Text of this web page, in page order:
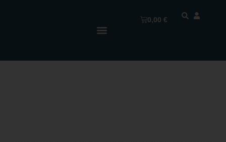
0,00€